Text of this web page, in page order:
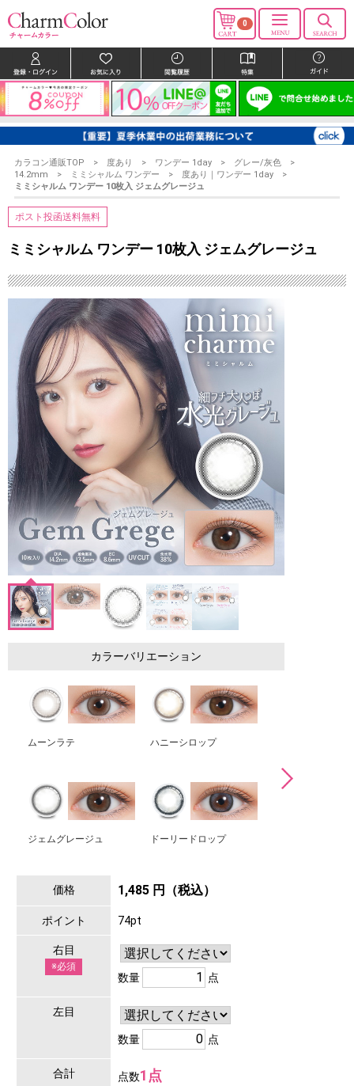
0
カラコン通販TOP 度あり ワンデー 1day
グレー/灰色
14.2mm
ミミシャルム ワンデー
度あり｜ワンデー 1day
ミミシャルム ワンデー 10枚入 ジェムグレージュ
ポスト投函送料無料
ミミシャルム ワンデー 10枚入 ジェムグレージュ
カラーバリエーション
ムーンラテ ハニーシロップ
ジェムグレージュ ドーリードロップ
価格 1,485 円（税込）
ポイント 74pt
右目
※必須
数量 点
左目
数量 点
合計 点数1点